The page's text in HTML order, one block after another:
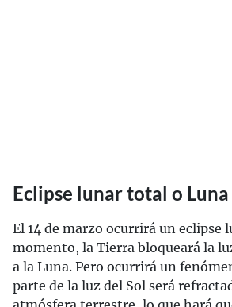
Eclipse lunar total o Luna
El 14 de marzo ocurrirá un eclipse
momento, la Tierra bloqueará la
a la Luna. Pero ocurrirá un
parte de la luz del Sol será